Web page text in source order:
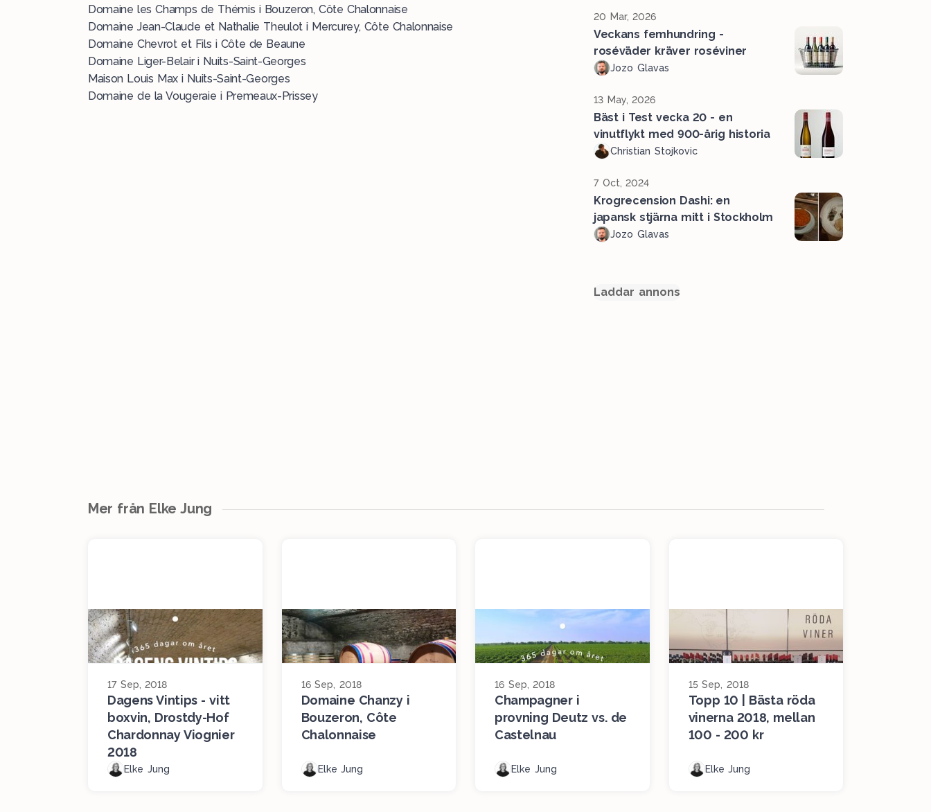
Domaine les Champs de Thémis i Bouzeron, Côte Chalonnaise
Domaine Jean-Claude et Nathalie Theulot i Mercurey, Côte Chalonnaise
Domaine Chevrot et Fils i Côte de Beaune
Domaine Liger-Belair i Nuits-Saint-Georges
Maison Louis Max i Nuits-Saint-Georges
Domaine de la Vougeraie i Premeaux-Prissey
20 Mar, 2026
Veckans femhundring -
roséväder kräver roséviner
Jozo Glavas
13 May, 2026
Bäst i Test vecka 20 - en
vinutflykt med 900-årig historia
Christian Stojkovic
7 Oct, 2024
Krogrecension Dashi: en
japansk stjärna mitt i Stockholm
Jozo Glavas
Laddar annons
Mer från Elke Jung
17 Sep, 2018
Dagens Vintips - vitt
boxvin, Drostdy-Hof
Chardonnay Viognier
2018
Elke Jung
16 Sep, 2018
Domaine Chanzy i
Bouzeron, Côte
Chalonnaise
Elke Jung
16 Sep, 2018
Champagner i
provning Deutz vs. de
Castelnau
Elke Jung
15 Sep, 2018
Topp 10 | Bästa röda
vinerna 2018, mellan
100 - 200 kr
Elke Jung